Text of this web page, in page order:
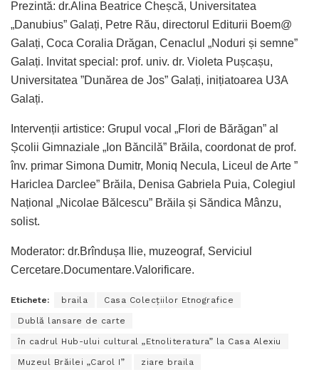
Prezintă: dr.Alina Beatrice Cheșcă, Universitatea
„Danubius” Galați, Petre Rău, directorul Editurii Boem@
Galați, Coca Coralia Drăgan, Cenaclul „Noduri și semne”
Galați. Invitat special: prof. univ. dr. Violeta Pușcașu,
Universitatea ”Dunărea de Jos” Galați, inițiatoarea U3A
Galați.
Intervenții artistice: Grupul vocal „Flori de Bărăgan” al
Școlii Gimnaziale „Ion Băncilă” Brăila, coordonat de prof.
înv. primar Simona Dumitr, Moniq Necula, Liceul de Arte ”
Hariclea Darclee” Brăila, Denisa Gabriela Puia, Colegiul
Național „Nicolae Bălcescu” Brăila și Săndica Mânzu,
solist.
Moderator: dr.Brîndușa Ilie, muzeograf, Serviciul
Cercetare.Documentare.Valorificare.
Etichete: braila Casa Colecțiilor Etnografice
Dublă lansare de carte
în cadrul Hub-ului cultural „Etnoliteratura” la Casa Alexiu
Muzeul Brăilei „Carol I” ziare braila